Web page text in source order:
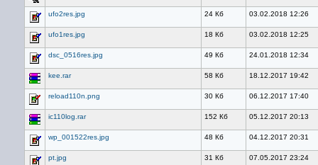
ufo2res.jpg 24 Кб 03.02.2018 12:26
ufo1res.jpg 18 Кб 03.02.2018 12:25
dsc_0516res.jpg 49 Кб 24.01.2018 12:34
kee.rar 58 Кб 18.12.2017 19:42
reload110n.png 30 Кб 06.12.2017 17:40
ic110log.rar 152 Кб 05.12.2017 20:13
wp_001522res.jpg 48 Кб 04.12.2017 20:31
pt.jpg 31 Кб 07.05.2017 23:24